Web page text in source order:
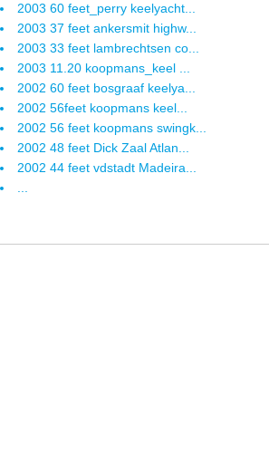
2003 60 feet_perry keelyacht...
2003 37 feet ankersmit highw...
2003 33 feet lambrechtsen co...
2003 11.20 koopmans_keel ...
2002 60 feet bosgraaf keelya...
2002 56feet koopmans keel...
2002 56 feet koopmans swingk...
2002 48 feet Dick Zaal Atlan...
2002 44 feet vdstadt Madeira...